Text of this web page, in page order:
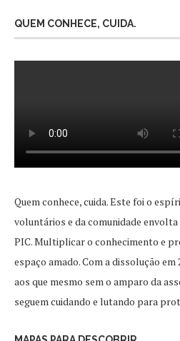
QUEM CONHECE, CUIDA.
Quem conhece, cuida. Este foi o
voluntários e da comunidade
PIC. Multiplicar o conhecimento e
espaço amado. Com a dissolução
aos que mesmo sem o amparo da
seguem cuidando e lutando para